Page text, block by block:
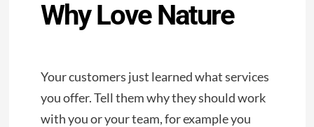
Why Love Nature
Your customers just learned what services
you offer. Tell them why they should work
with you or your team, for example you